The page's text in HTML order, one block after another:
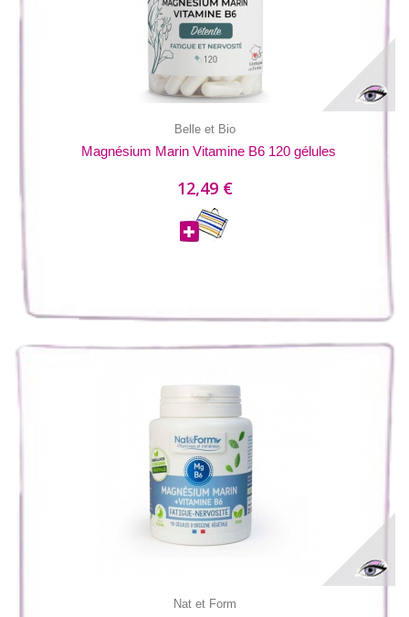
Belle et Bio
Magnésium Marin Vitamine B6 120 gélules
12,49 €
Nat et Form